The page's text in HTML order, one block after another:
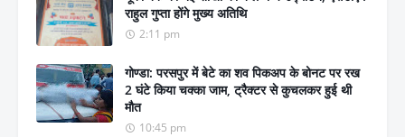
राहुल गुप्ता होंगे मुख्य अतिथि
2:11 pm
गोण्डा: परसपुर में बेटे का शव पिकअप के बोनट पर रख
2 घंटे किया चक्का जाम, ट्रैक्टर से कुचलकर हुई थी
मौत
10:45 pm